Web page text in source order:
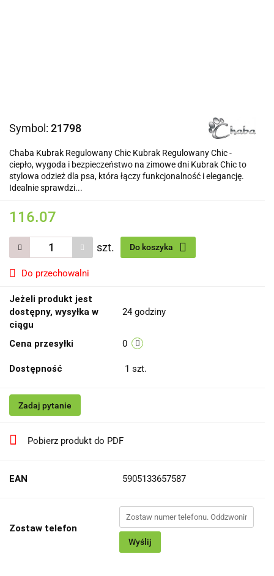
Symbol: 21798
Chaba Kubrak Regulowany Chic Kubrak Regulowany Chic -
ciepło, wygoda i bezpieczeństwo na zimowe dni Kubrak Chic to
stylowa odzież dla psa, która łączy funkcjonalność i elegancję.
Idealnie sprawdzi...
116.07
szt. Do koszyka
Do przechowalni
Jeżeli produkt jest
dostępny, wysyłka w
ciągu
24 godziny
Cena przesyłki 0
Dostępność 1 szt.
Zadaj pytanie
Pobierz produkt do PDF
EAN 5905133657587
Zostaw telefon
Wyślij